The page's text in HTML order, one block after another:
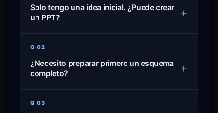
Solo tengo una idea inicial. ¿Puede crear
un PPT?
+
Q·02
¿Necesito preparar primero un esquema
completo?
+
Q·03